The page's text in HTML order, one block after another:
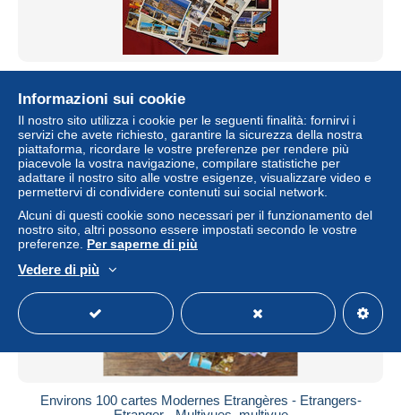
± 23,04 USD
Stato Professionista
Environs 100 cartes Modernes Etrangères - Etrangers-
Informazioni sui cookie
Il nostro sito utilizza i cookie per le seguenti finalità: fornirvi i
servizi che avete richiesto, garantire la sicurezza della nostra
piattaforma, ricordare le vostre preferenze per rendere più
piacevole la vostra navigazione, compilare statistiche per
adattare il nostro sito alle vostre esigenze, visualizzare video e
permettervi di condividere contenuti sui social network.
Alcuni di questi cookie sono necessari per il funzionamento del
nostro sito, altri possono essere impostati secondo le vostre
preferenze. Per saperne di più
Vedere di più